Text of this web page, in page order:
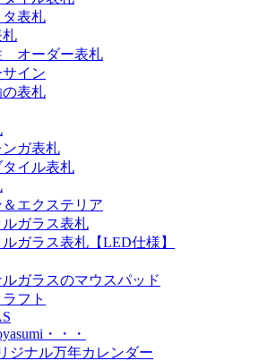
表札
札
オーダー表札
イン
表札
ンガ表札
タイル表札
エクステリア
ルガラス表札
ガラス表札【LED仕様】
ガラスのマウスパッド
フト
・・・
ジナル万年カレンダー